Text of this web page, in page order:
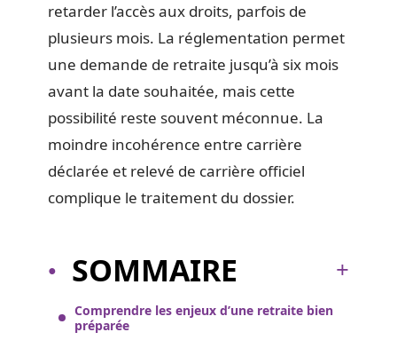
retarder l’accès aux droits, parfois de
plusieurs mois. La réglementation permet
une demande de retraite jusqu’à six mois
avant la date souhaitée, mais cette
possibilité reste souvent méconnue. La
moindre incohérence entre carrière
déclarée et relevé de carrière officiel
complique le traitement du dossier.
SOMMAIRE
Comprendre les enjeux d’une retraite bien
préparée